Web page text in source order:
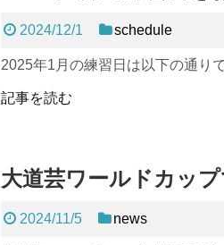
2024/12/1 schedule
2025年1月の練習日は以下の通り
記事を読む
大道芸ワールドカッ
2024/11/5 news